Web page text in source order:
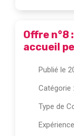
Offre
accueil
Publié le
Catégorie :
Type de